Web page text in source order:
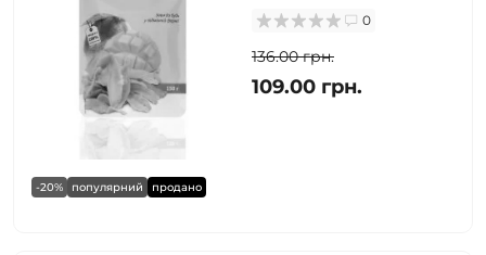
-20% популярний продано
0
136.00 грн.
109.00 грн.